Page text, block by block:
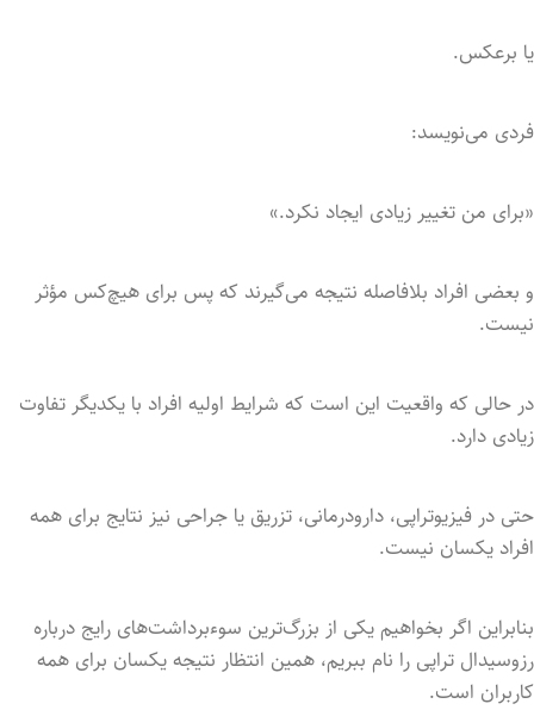
یا برعکس.
فردی می‌نویسد:
«برای من تغییر زیادی ایجاد نکرد.»
و بعضی افراد بلافاصله نتیجه می‌گیرند که پس برای هیچ‌کس مؤثر
نیست.
در حالی که واقعیت این است که شرایط اولیه افراد با یکدیگر تفاوت
زیادی دارد.
حتی در فیزیوتراپی، دارودرمانی، تزریق یا جراحی نیز نتایج برای همه
افراد یکسان نیست.
بنابراین اگر بخواهیم یکی از بزرگ‌ترین سوءبرداشت‌های رایج درباره
رزوسیدال تراپی را نام ببریم، همین انتظار نتیجه یکسان برای همه
کاربران است.